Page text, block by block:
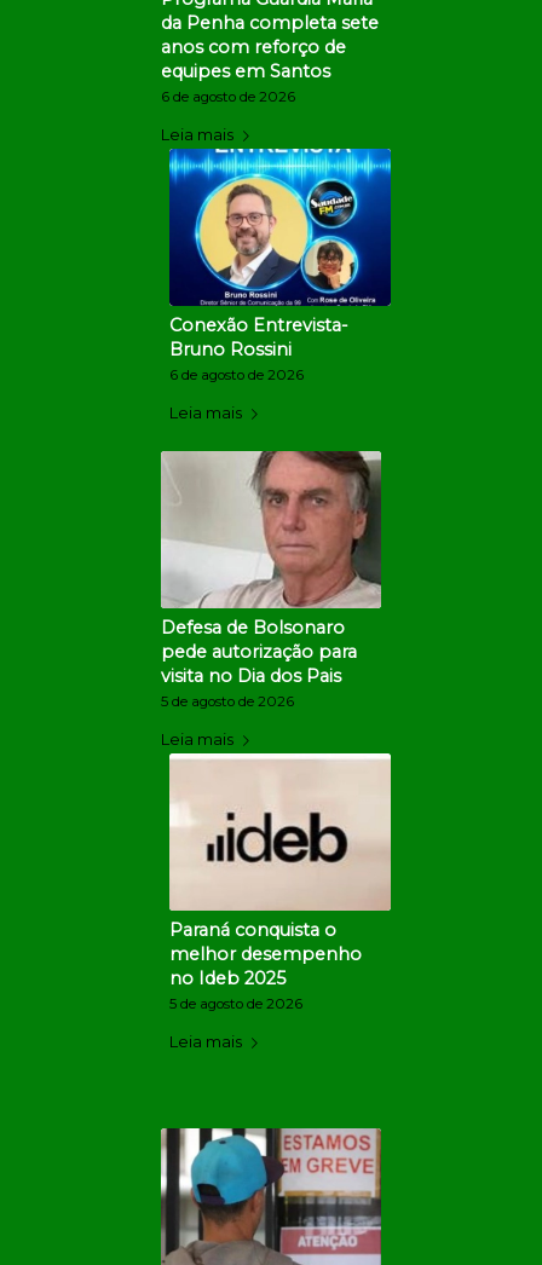
da Penha completa sete
anos com reforço de
equipes em Santos
6 de agosto de 2026
Leia mais
Conexão Entrevista-
Bruno Rossini
6 de agosto de 2026
Leia mais
Defesa de Bolsonaro
pede autorização para
visita no Dia dos Pais
5 de agosto de 2026
Leia mais
Paraná conquista o
melhor desempenho
no Ideb 2025
5 de agosto de 2026
Leia mais